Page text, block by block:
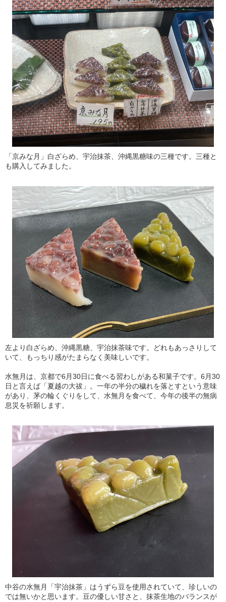
「京みな月」白ざらめ、宇治抹茶、沖縄黒糖味の三種です。三種と
も購入してみました。
左より白ざらめ、沖縄黒糖、宇治抹茶味です。どれもあっさりして
いて、もっちり感がたまらなく美味しいです。
水無月は、京都で6月30日に食べる習わしがある和菓子です。6月30
日と言えば「夏越の大祓」。一年の半分の穢れを落とすという意味
があり、茅の輪くぐりをして、水無月を食べて、今年の後半の無病
息災を祈願します。
中谷の水無月「宇治抹茶」はうずら豆を使用されていて、珍しいの
では無いかと思います。豆の優しい甘さと、抹茶生地のバランスが